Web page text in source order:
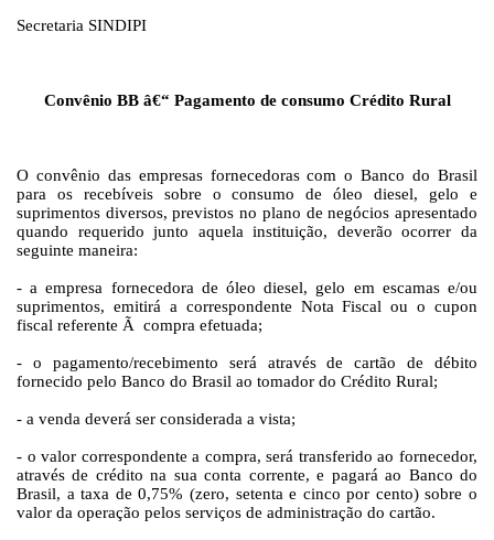
Secretaria SINDIPI
Convênio BB â€“ Pagamento de consumo Crédito Rural
O convênio das empresas fornecedoras com o Banco do Brasil
para os recebíveis sobre o consumo de óleo diesel, gelo e
suprimentos diversos, previstos no plano de negócios apresentado
quando requerido junto aquela instituição, deverão ocorrer da
seguinte maneira:
- a empresa fornecedora de óleo diesel, gelo em escamas e/ou
suprimentos, emitirá a correspondente Nota Fiscal ou o cupon
fiscal referente Ã compra efetuada;
- o pagamento/recebimento será através de cartão de débito
fornecido pelo Banco do Brasil ao tomador do Crédito Rural;
- a venda deverá ser considerada a vista;
- o valor correspondente a compra, será transferido ao fornecedor,
através de crédito na sua conta corrente, e pagará ao Banco do
Brasil, a taxa de 0,75% (zero, setenta e cinco por cento) sobre o
valor da operação pelos serviços de administração do cartão.